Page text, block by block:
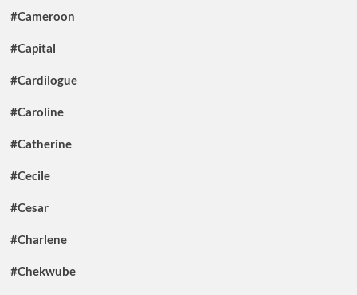
#Cameroon
#Capital
#Cardilogue
#Caroline
#Catherine
#Cecile
#Cesar
#Charlene
#Chekwube